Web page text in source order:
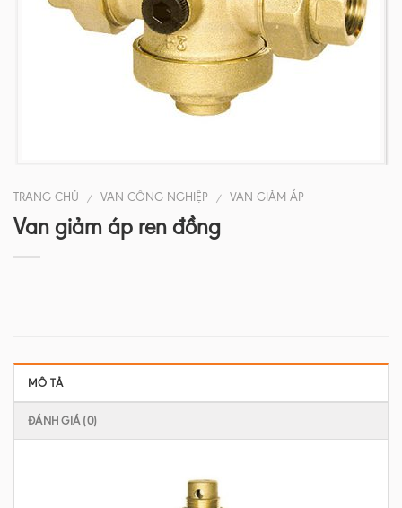
TRANG CHỦ / VAN CÔNG NGHIỆP / VAN GIẢM ÁP
Van giảm áp ren đồng
MÔ TẢ
ĐÁNH GIÁ (0)